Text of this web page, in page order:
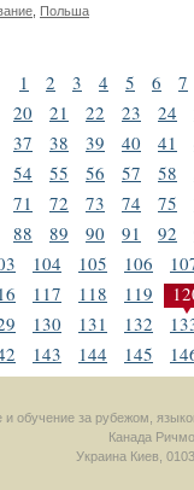
Польша
1 2 3 4 5 6 7
20 21 22 23 24
37 38 39 40 41
54 55 56 57 58
71 72 73 74 75
88 89 90 91 92
104 105 106
117 118 119
130 131 132
143 144 145
и обучение за рубежом,
Канада
Украина Киев